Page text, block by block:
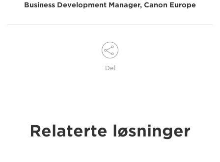
Business Development Manager, Canon Europe
Del
Relaterte løsninger